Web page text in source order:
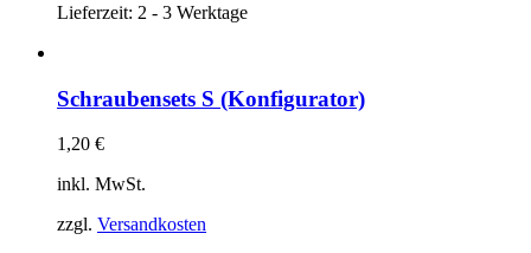
Lieferzeit: 2 - 3 Werktage
Schraubensets S (Konfigurator)
1,20 €
inkl. MwSt.
zzgl. Versandkosten